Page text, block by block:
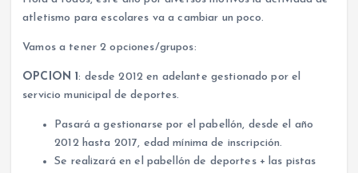
atletismo para escolares va a cambiar un poco.
Vamos a tener 2 opciones/grupos:
OPCION 1: desde 2012 en adelante gestionado por el
servicio municipal de deportes.
Pasará a gestionarse por el pabellón, desde el año
2012 hasta 2017, edad mínima de inscripción.
Se realizará en el pabellón de deportes + las pistas